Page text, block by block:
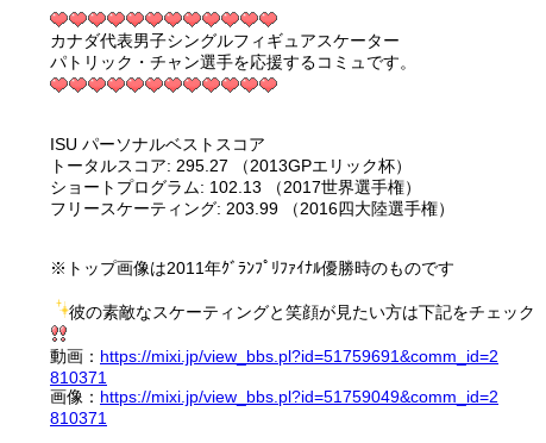
カナダ代表男子シングルフィギュアスケーター
パトリック・チャン選手を応援するコミュです。
ISU パーソナルベストスコア
トータルスコア: 295.27 （2013GPエリック杯）
ショートプログラム: 102.13 （2017世界選手権）
フリースケーティング: 203.99 （2016四大陸選手権）
※トップ画像は2011年ｸﾞﾗﾝﾌﾟﾘﾌｧｲﾅﾙ優勝時のものです
彼の素敵なスケーティングと笑顔が見たい方は下記をチェック
動画： https://mixi.jp/view_ bbs.pl?id=51759691&comm_id=2
810371
画像： https://mixi.jp/view_ bbs.pl?id=51759049&comm_id=2
810371